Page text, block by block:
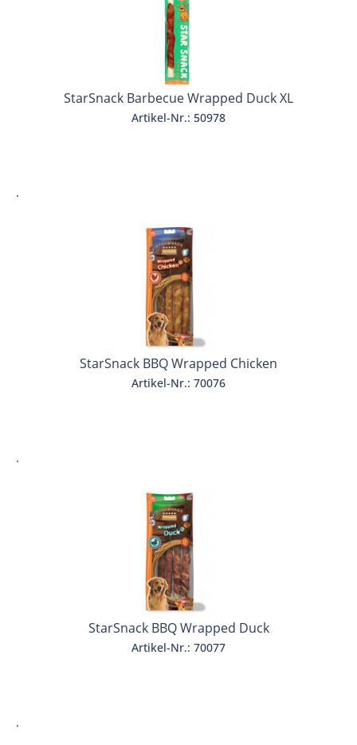
StarSnack Barbecue Wrapped Duck XL
Artikel-Nr.: 50978
.
StarSnack BBQ Wrapped Chicken
Artikel-Nr.: 70076
.
StarSnack BBQ Wrapped Duck
Artikel-Nr.: 70077
.